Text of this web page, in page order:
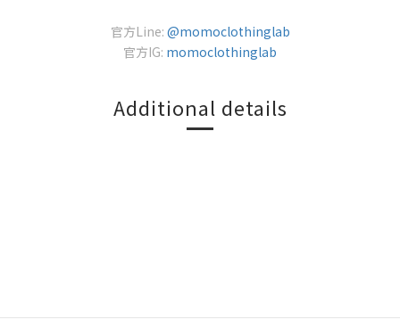
官方Line: @momoclothinglab
官方IG: momoclothinglab
Additional details